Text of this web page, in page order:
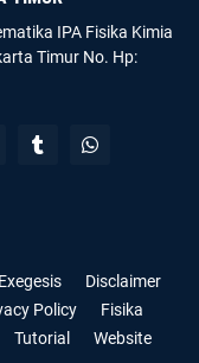
IPA Fisika Kimia
Timur No. Hp:
Exegesis
Disclaimer
Policy
Fisika
Tutorial
Website